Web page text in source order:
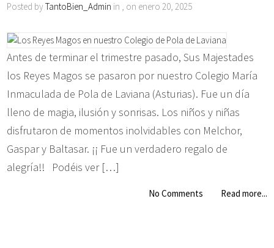
Posted byTantoBien_Admin in , on enero 20, 2025
Antes de terminar el trimestre pasado, Sus Majestades
los Reyes Magos se pasaron por nuestro Colegio María
Inmaculada de Pola de Laviana (Asturias). Fue un día
lleno de magia, ilusión y sonrisas. Los niños y niñas
disfrutaron de momentos inolvidables con Melchor,
Gaspar y Baltasar. ¡¡ Fue un verdadero regalo de
alegría!! Podéis ver […]
No Comments Read more...